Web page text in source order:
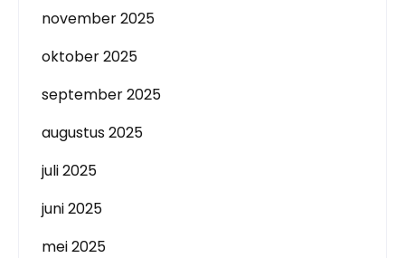
november 2025
oktober 2025
september 2025
augustus 2025
juli 2025
juni 2025
mei 2025